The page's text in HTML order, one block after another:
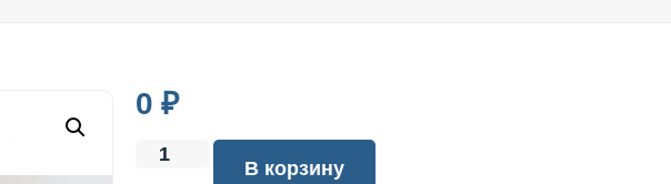
0₽
В корзину